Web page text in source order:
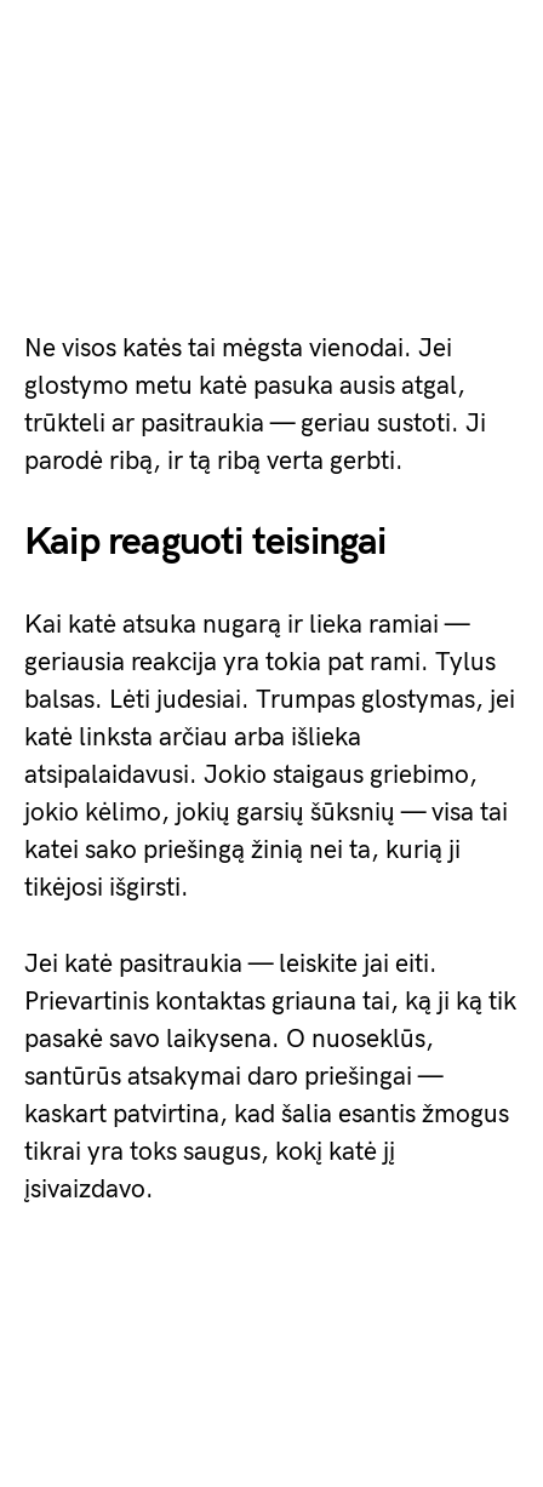
Ne visos katės tai mėgsta vienodai. Jei
glostymo metu katė pasuka ausis atgal,
trūkteli ar pasitraukia — geriau sustoti. Ji
parodė ribą, ir tą ribą verta gerbti.
Kaip reaguoti teisingai
Kai katė atsuka nugarą ir lieka ramiai —
geriausia reakcija yra tokia pat rami. Tylus
balsas. Lėti judesiai. Trumpas glostymas, jei
katė linksta arčiau arba išlieka
atsipalaidavusi. Jokio staigaus griebimo,
jokio kėlimo, jokių garsių šūksnių — visa tai
katei sako priešingą žinią nei ta, kurią ji
tikėjosi išgirsti.
Jei katė pasitraukia — leiskite jai eiti.
Prievartinis kontaktas griauna tai, ką ji ką tik
pasakė savo laikysena. O nuoseklūs,
santūrūs atsakymai daro priešingai —
kaskart patvirtina, kad šalia esantis žmogus
tikrai yra toks saugus, kokį katė jį
įsivaizdavo.